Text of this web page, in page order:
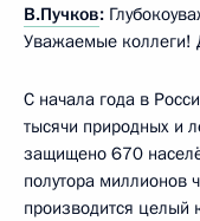
В.Пучков:
Уважаемые коллеги!
С начала года в
тысячи природных и
защищено 670
полутора миллионов
производится целый